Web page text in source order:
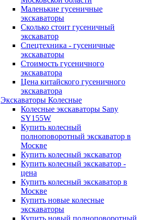
Маленькие гусеничные
экскаваторы
Сколько стоит гусеничный
экскаватор
Спецтехника - гусеничные
экскаваторы
Стоимость гусеничного
экскаватора
Цена китайского гусеничного
экскаватора
Экскаваторы Колесные
Колесные экскаваторы Sany
SY155W
Купить колесный
полноповоротный экскаватор в
Москве
Купить колесный экскаватор
Купить колесный экскаватор -
цена
Купить колесный экскаватор в
Москве
Купить новые колесные
экскаваторы
Купить новый полноповоротный